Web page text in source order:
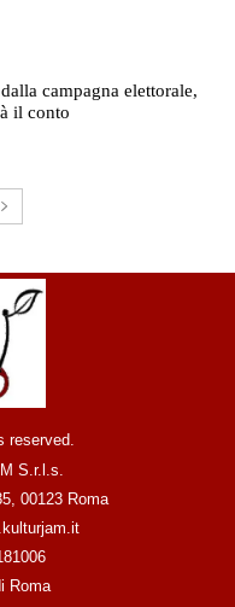
campagna elettorale,
il conto
reserved.
S.r.l.s.
00123 Roma
Roma